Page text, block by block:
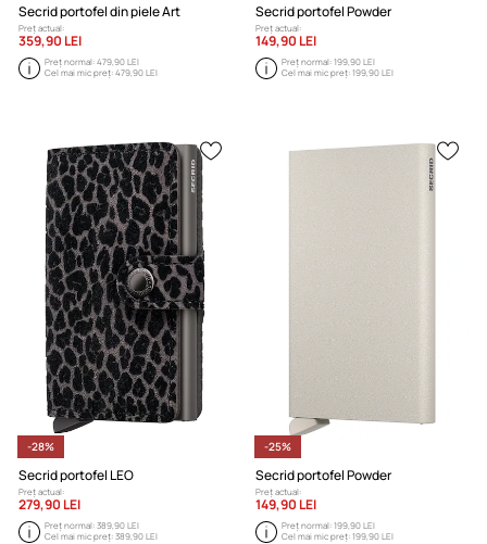
Secrid portofel din piele Art
Preț actual:
359,90 LEI
Preț normal:479,90 LEI
Cel mai mic preț:479,90 LEI
Secrid portofel Powder
Preț actual:
149,90 LEI
Preț normal:199,90 LEI
Cel mai mic preț:199,90 LEI
-28%
Secrid portofel LEO
Preț actual:
279,90 LEI
Preț normal:389,90 LEI
Cel mai mic preț:389,90 LEI
-25%
Secrid portofel Powder
Preț actual:
149,90 LEI
Preț normal:199,90 LEI
Cel mai mic preț:199,90 LEI